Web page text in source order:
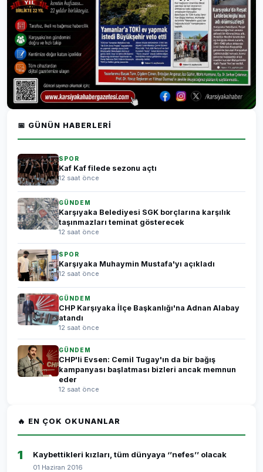
📅 GÜNÜN HABERLERI
SPOR
Kaf Kaf filede sezonu açtı
12 saat önce
GÜNDEM
Karşıyaka Belediyesi SGK borçlarına karşılık
taşınmazları teminat gösterecek
12 saat önce
SPOR
Karşıyaka Muhaymin Mustafa'yı açıkladı
12 saat önce
GÜNDEM
CHP Karşıyaka İlçe Başkanlığı'na Adnan Alabay
atandı
12 saat önce
GÜNDEM
CHP'li Evsen: Cemil Tugay'ın da bir bağış
kampanyası başlatması bizleri ancak memnun
eder
12 saat önce
🔥 EN ÇOK OKUNANLAR
1 Kaybettikleri kızları, tüm dünyaya ‘’nefes’’ olacak
01 Haziran 2016